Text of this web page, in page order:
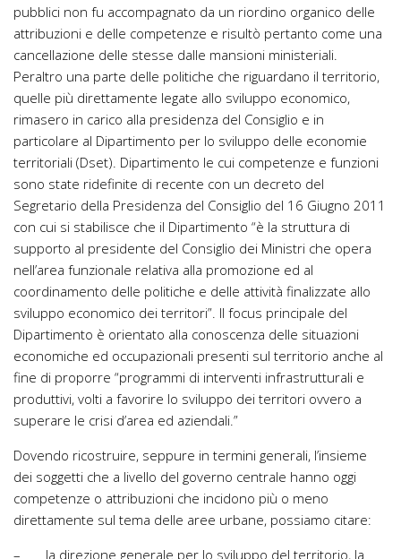
pubblici non fu accompagnato da un riordino organico delle
attribuzioni e delle competenze e risultò pertanto come una
cancellazione delle stesse dalle mansioni ministeriali.
Peraltro una parte delle politiche che riguardano il territorio,
quelle più direttamente legate allo sviluppo economico,
rimasero in carico alla presidenza del Consiglio e in
particolare al Dipartimento per lo sviluppo delle economie
territoriali (Dset). Dipartimento le cui competenze e funzioni
sono state ridefinite di recente con un decreto del
Segretario della Presidenza del Consiglio del 16 Giugno 2011
con cui si stabilisce che il Dipartimento “è la struttura di
supporto al presidente del Consiglio dei Ministri che opera
nell’area funzionale relativa alla promozione ed al
coordinamento delle politiche e delle attività finalizzate allo
sviluppo economico dei territori”. Il focus principale del
Dipartimento è orientato alla conoscenza delle situazioni
economiche ed occupazionali presenti sul territorio anche al
fine di proporre “programmi di interventi infrastrutturali e
produttivi, volti a favorire lo sviluppo dei territori ovvero a
superare le crisi d’area ed aziendali.”
Dovendo ricostruire, seppure in termini generali, l’insieme
dei soggetti che a livello del governo centrale hanno oggi
competenze o attribuzioni che incidono più o meno
direttamente sul tema delle aree urbane, possiamo citare:
– la direzione generale per lo sviluppo del territorio, la